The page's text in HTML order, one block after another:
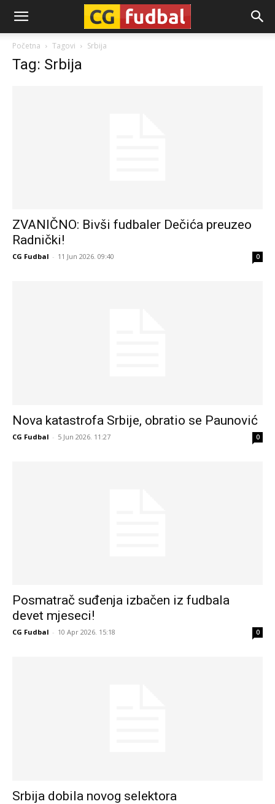
CG-
Fudbal
Početna Tagovi Srbija
Tag: Srbija
ZVANIČNO: Bivši fudbaler Dečića preuzeo
Radnički!
CG Fudbal - 11 Jun 2026. 09:40 0
Nova katastrofa Srbije, obratio se Paunović
CG Fudbal - 5 Jun 2026. 11:27 0
Posmatrač suđenja izbačen iz fudbala
devet mjeseci!
CG Fudbal - 10 Apr 2026. 15:18 0
Srbija dobila novog selektora